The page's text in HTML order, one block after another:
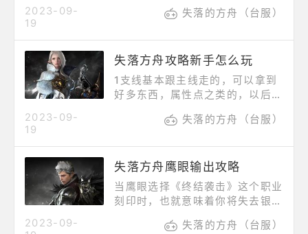
使用大剑的战斗，玩家们可以根据
模式。在爆发模式下，杀戮者的伤
害和移动速度大幅提升，并且可以
使用称为嗜血的特殊技能（杀戮者
在突发模式下，攻击力。速度、移
速度+20%，移动速度+20%，暴
击率
2023-09-
19
失落的方舟（台服）
失落方舟攻略新手怎么玩
1支线基本跟主线走的，可以拿到
好多东西，属性点之类的，以后都
转强化的，比如T1蓝强化十，可
ALT+J建议做的任务佩顿像风一
样，给船给突破石防御战给船给突
破石驱虫黑牙岛的还有个释放奴隶
给岛之心突破石周常接加迪恩勇气
战场寂静回廊。4.混沌每日两次会
2023-09-
19
失落的方舟（台服）
失落方舟鹰眼输出攻略
当鹰眼选择《终结袭击》这个职业
刻印时，也就意味着你将失去银鹰
灭标记」的增伤能力，以来换取短
2023-09-
失落的方舟（台服）